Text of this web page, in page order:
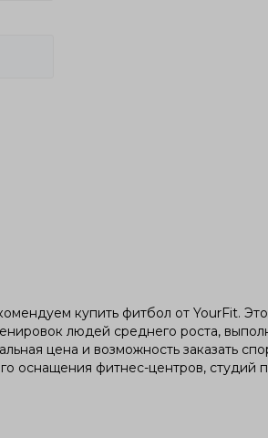
купить фитбол от YourFit.
людей среднего роста,
цена и возможность заказать
оснащения фитнес-центров, студий